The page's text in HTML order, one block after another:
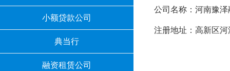
小额贷款公司
典当行
融资租赁公司
公司名称：河南豫
注册地址：高新区河